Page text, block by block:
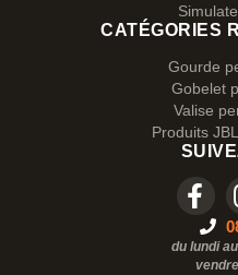
CATÉGORIES
Gourde
Gobelet
Valise
Produits
du lundi